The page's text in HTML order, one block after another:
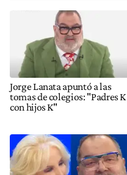
Jorge Lanata apuntó a las
tomas de colegios: "Padres K
con hijos K"